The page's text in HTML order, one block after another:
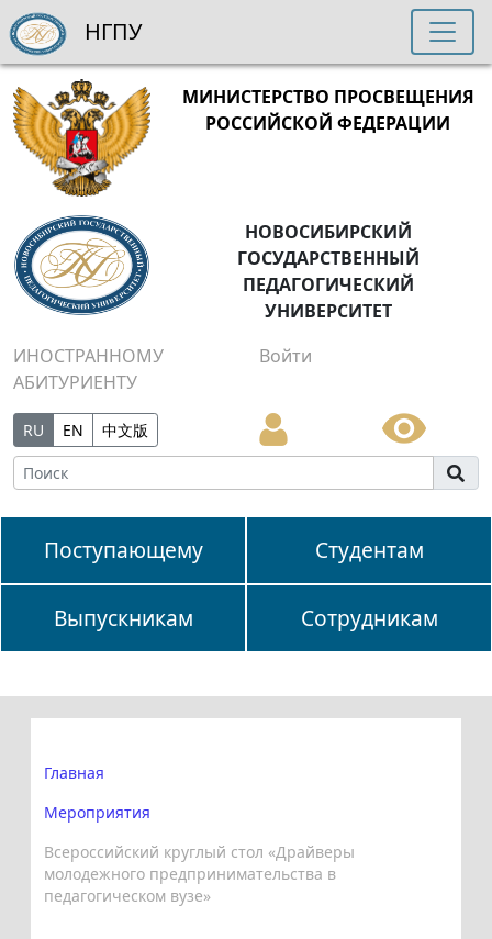
МИНИСТЕРСТВО ПРОСВЕЩЕНИЯ
РОССИЙСКОЙ ФЕДЕРАЦИИ
НОВОСИБИРСКИЙ
ГОСУДАРСТВЕННЫЙ
ПЕДАГОГИЧЕСКИЙ
УНИВЕРСИТЕТ
ИНОСТРАННОМУ
АБИТУРИЕНТУ
Войти
RU EN 中文版
Поступающему Студентам
Выпускникам Сотрудникам
НГПУ
Главная
Мероприятия
Всероссийский круглый стол «Драйверы
молодежного предпринимательства в
педагогическом вузе»